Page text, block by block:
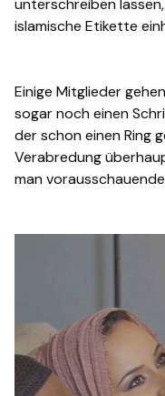
unterschreiben
islamische Etikette
Einige Mitglieder
sogar noch einen
der schon einen Ring
Verabredung
man